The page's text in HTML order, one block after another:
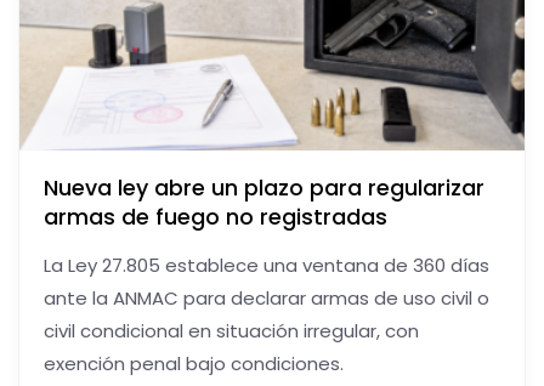
Nueva ley abre un plazo para regularizar
armas de fuego no registradas
La Ley 27.805 establece una ventana de 360 días
ante la ANMAC para declarar armas de uso civil o
civil condicional en situación irregular, con
exención penal bajo condiciones.